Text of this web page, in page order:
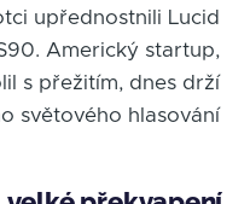
upřednostnili Lucid
Americký startup,
s přežitím, dnes drží
světového hlasování